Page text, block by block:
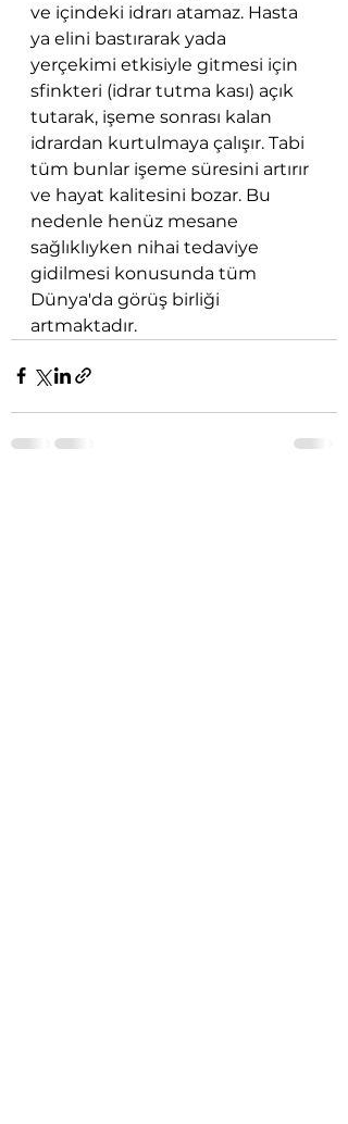
ve içindeki idrarı atamaz. Hasta
ya elini bastırarak yada
yerçekimi etkisiyle gitmesi için
sfinkteri (idrar tutma kası) açık
tutarak, işeme sonrası kalan
idrardan kurtulmaya çalışır. Tabi
tüm bunlar işeme süresini artırır
ve hayat kalitesini bozar. Bu
nedenle henüz mesane
sağlıklıyken nihai tedaviye
gidilmesi konusunda tüm
Dünya'da görüş birliği
artmaktadır.